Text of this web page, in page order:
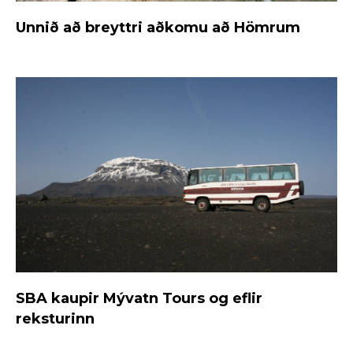
Unnið að breyttri aðkomu að Hömrum
SBA kaupir Mývatn Tours og eflir
reksturinn